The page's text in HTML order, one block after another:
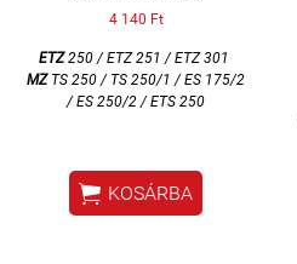
4 140 Ft
ETZ250 / ETZ 251 / ETZ 301
MZTS 250 / TS 250/1 / ES 175/2
/ ES 250/2 / ETS 250
 KOSÁRBA